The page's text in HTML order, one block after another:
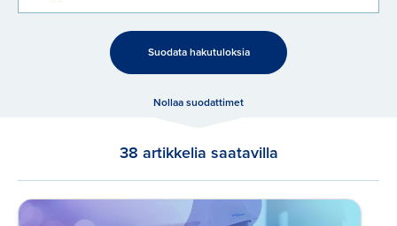
Suodata hakutuloksia
Nollaa suodattimet
38 artikkelia saatavilla